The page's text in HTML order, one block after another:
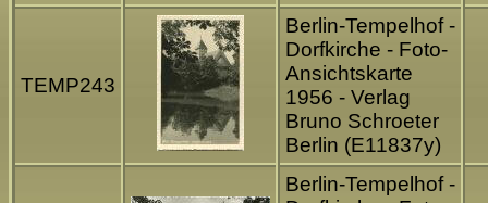
TEMP243
Berlin-Tempelhof -
Dorfkirche - Foto-
Ansichtskarte
1956 - Verlag
Bruno Schroeter
Berlin (E11837y)
Berlin-Tempelhof -